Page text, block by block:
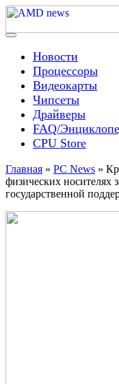
Skip
content
AMD news
Menu
Новости
Процессоры
Видеокарты
Чипсеты
Драйверы
FAQ/
CPU Store
Главная » PC News »
физических носителях
государственной